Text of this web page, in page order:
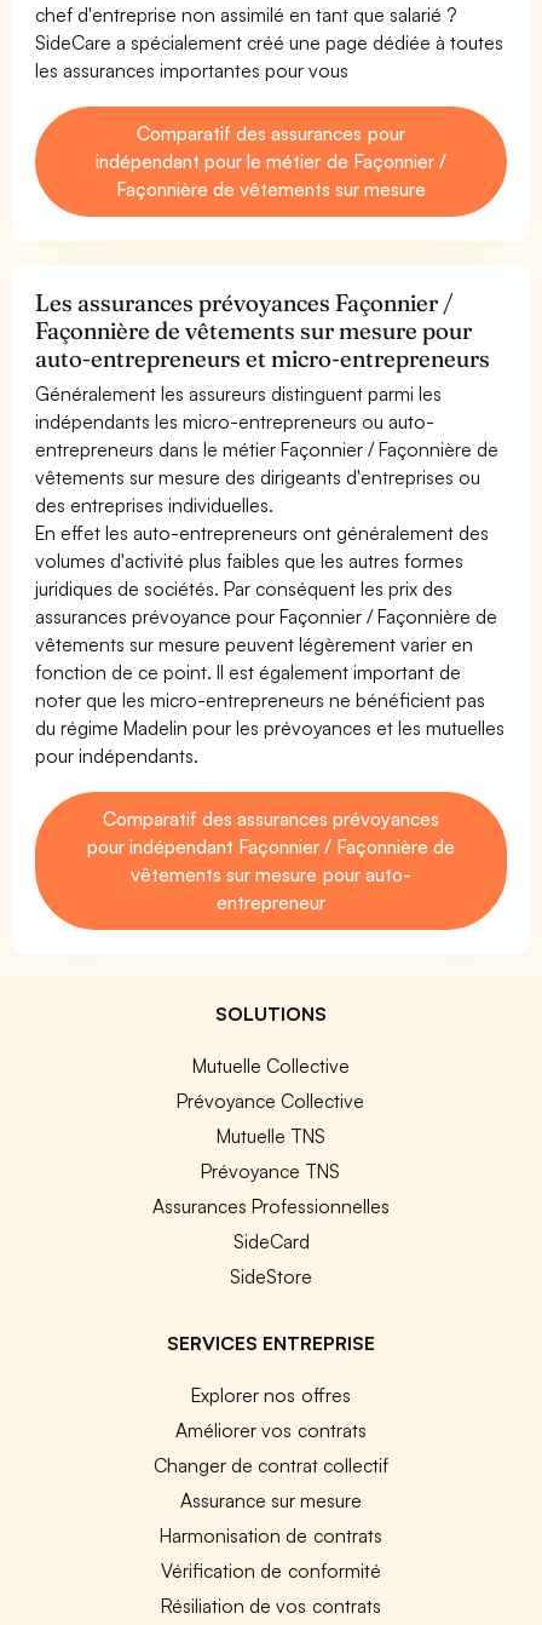
chef d'entreprise non assimilé en tant que salarié ?
SideCare a spécialement créé une page dédiée à toutes
les assurances importantes pour vous
Comparatif des assurances pour
indépendant pour le métier de Façonnier /
Façonnière de vêtements sur mesure
Les assurances prévoyances Façonnier /
Façonnière de vêtements sur mesure pour
auto-entrepreneurs et micro-entrepreneurs
Généralement les assureurs distinguent parmi les
indépendants les micro-entrepreneurs ou auto-
entrepreneurs dans le métier Façonnier / Façonnière de
vêtements sur mesure des dirigeants d'entreprises ou
des entreprises individuelles.
En effet les auto-entrepreneurs ont généralement des
volumes d'activité plus faibles que les autres formes
juridiques de sociétés. Par conséquent les prix des
assurances prévoyance pour Façonnier / Façonnière de
vêtements sur mesure peuvent légèrement varier en
fonction de ce point. Il est également important de
noter que les micro-entrepreneurs ne bénéficient pas
du régime Madelin pour les prévoyances et les mutuelles
pour indépendants.
Comparatif des assurances prévoyances
pour indépendant Façonnier / Façonnière de
vêtements sur mesure pour auto-
entrepreneur
SOLUTIONS
Mutuelle Collective
Prévoyance Collective
Mutuelle TNS
Prévoyance TNS
Assurances Professionnelles
SideCard
SideStore
SERVICES ENTREPRISE
Explorer nos offres
Améliorer vos contrats
Changer de contrat collectif
Assurance sur mesure
Harmonisation de contrats
Vérification de conformité
Résiliation de vos contrats